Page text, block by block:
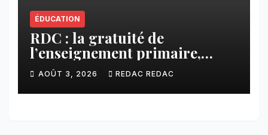
ÉDUCATION
RDC : la gratuité de
l’enseignement primaire,
vision phare du Président
Félix Tshisekedi réaffirmée
par une circulaire du
AOÛT 3, 2026 REDAC REDAC